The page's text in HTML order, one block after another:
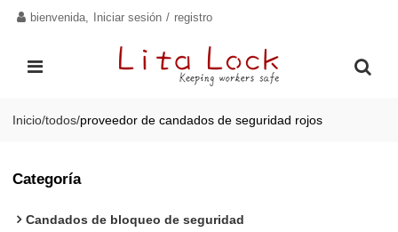
bienvenida, Iniciar sesión / registro
Inicio/todos/proveedor de candados de seguridad rojos
Categoría
Candados de bloqueo de seguridad